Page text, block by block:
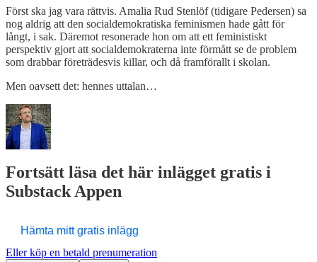
Först ska jag vara rättvis. Amalia Rud Stenlöf (tidigare Pedersen) sa
nog aldrig att den socialdemokratiska feminismen hade gått för
långt, i sak. Däremot resonerade hon om att ett feministiskt
perspektiv gjort att socialdemokraterna inte förmått se de problem
som drabbar företrädesvis killar, och då framförallt i skolan.
Men oavsett det: hennes uttalan…
Fortsätt läsa det här inlägget gratis i
Substack Appen
Hämta mitt gratis inlägg
Eller köp en betald prenumeration